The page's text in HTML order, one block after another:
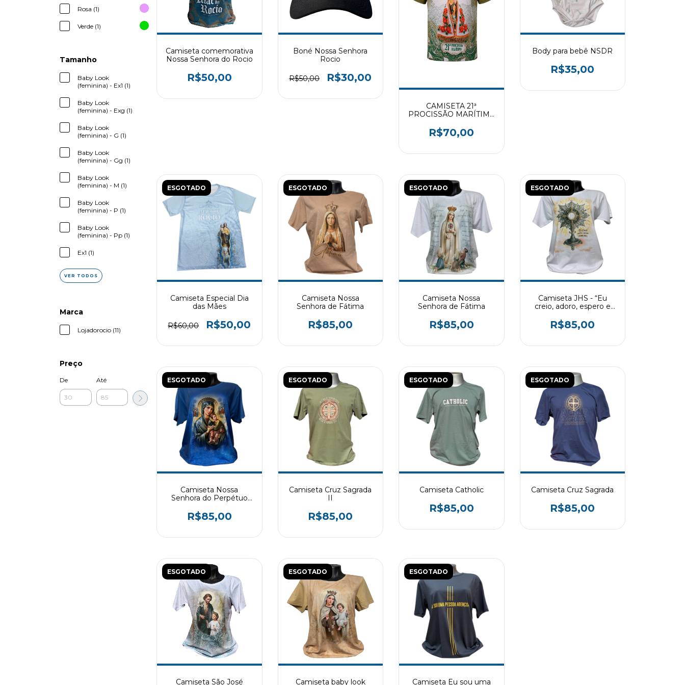
Rosa (1)
Verde (1)
Tamanho
Baby Look
(feminina) - Ex1 (1)
Baby Look
(feminina) - Exg (1)
Baby Look
(feminina) - G (1)
Baby Look
(feminina) - Gg (1)
Baby Look
(feminina) - M (1)
Baby Look
(feminina) - P (1)
Baby Look
(feminina) - Pp (1)
Ex1 (1)
VER TODOS
Marca
Lojadorocio (11)
Preço
De Até
Camiseta comemorativa
Nossa Senhora do Rocio
R$50,00
Boné Nossa Senhora
Rocio
R$50,00 R$30,00
CAMISETA 21ª
PROCISSÃO MARÍTIMA
R$70,00
Body para bebê NSDR
R$35,00
ESGOTADO
Camiseta Especial Dia
das Mães
R$60,00 R$50,00
ESGOTADO
Camiseta Nossa
Senhora de Fátima
R$85,00
ESGOTADO
Camiseta Nossa
Senhora de Fátima
R$85,00
ESGOTADO
Camiseta JHS - “Eu
creio, adoro, espero e
R$85,00
ESGOTADO
Camiseta Nossa
Senhora do Perpétuo
R$85,00
ESGOTADO
Camiseta Cruz Sagrada
II
R$85,00
ESGOTADO
Camiseta Catholic
R$85,00
ESGOTADO
Camiseta Cruz Sagrada
R$85,00
ESGOTADO
Camiseta São José
ESGOTADO
Camiseta baby look
ESGOTADO
Camiseta Eu sou uma